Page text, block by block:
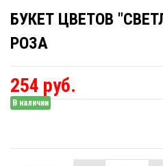
БУКЕТ ЦВЕТОВ
РОЗА
254 руб.
В наличии